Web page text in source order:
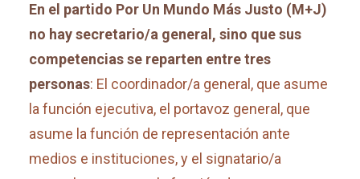
En el partido Por Un Mundo Más Justo (M+J)
no hay secretario/a general, sino que sus
competencias se reparten entre tres
personas: El coordinador/a general, que asume
la función ejecutiva, el portavoz general, que
asume la función de representación ante
medios e instituciones, y el signatario/a